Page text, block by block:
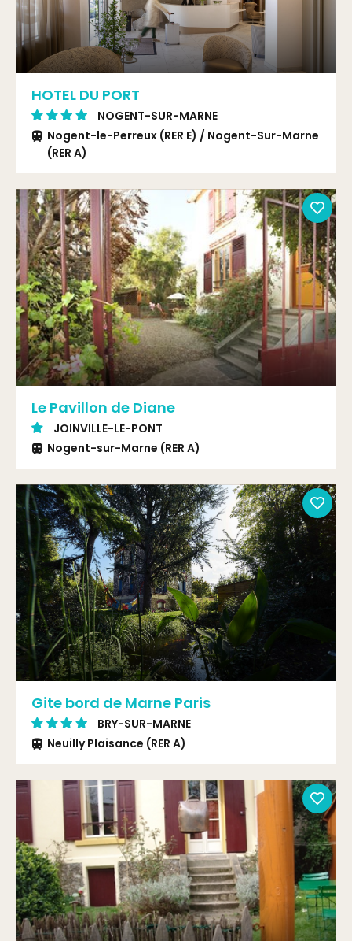
HOTEL DU PORT
NOGENT-SUR-MARNE
Nogent-le-Perreux (RER E) / Nogent-Sur-Marne
(RER A)
Le Pavillon de Diane
JOINVILLE-LE-PONT
Nogent-sur-Marne (RER A)
Gite bord de Marne Paris
BRY-SUR-MARNE
Neuilly Plaisance (RER A)